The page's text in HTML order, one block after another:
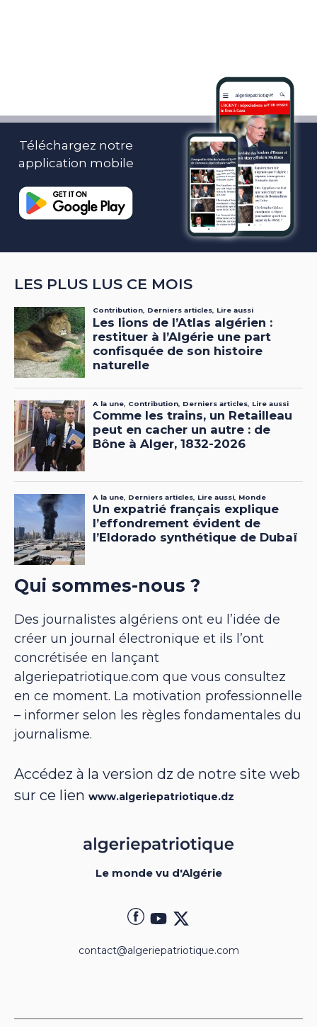
Téléchargez notre
application mobile
LES PLUS LUS CE MOIS
Qui sommes-nous ?
Des journalistes algériens ont eu l’idée de
créer un journal électronique et ils l’ont
concrétisée en lançant
algeriepatriotique.com que vous consultez
en ce moment. La motivation professionnelle
– informer selon les règles fondamentales du
journalisme.
Accédez à la version dz de notre site web
sur ce lien www.algeriepatriotique.dz
Le monde vu d'Algérie
contact@algeriepatriotique.com